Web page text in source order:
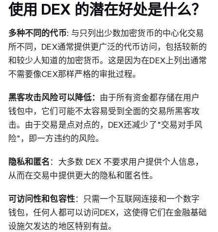
使用 DEX 的潜在好处是什么？
多种不同的代币: 与只列出少数加密货币的中心化交易
所不同，DEX通常提供更广泛的代币访问，包括较新的
和较少人知道的加密货币。这是因为在DEX上列出通常
不需要像CEX那样严格的审批过程。
黑客攻击风险可以降低： 由于所有资金都存储在用户
钱包中，它们可能不太容易受到全面的交易所黑客攻
击。由于交易是点对点的，DEX还减少了"交易对手风
险"，即一方违约的风险。
隐私和匿名 ：大多数 DEX 不要求用户提供个人信息，
从而在交易中提供更大的隐私和匿名性。
可访问性和包容性：只需一个互联网连接和一个数字
钱包，任何人都可以访问DEX，这使得它们在金融基础
设施欠发达的地区特别有益。